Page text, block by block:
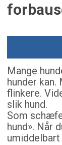
Mange
hunder
flinkere.
slik hund.
Som
hund». Når